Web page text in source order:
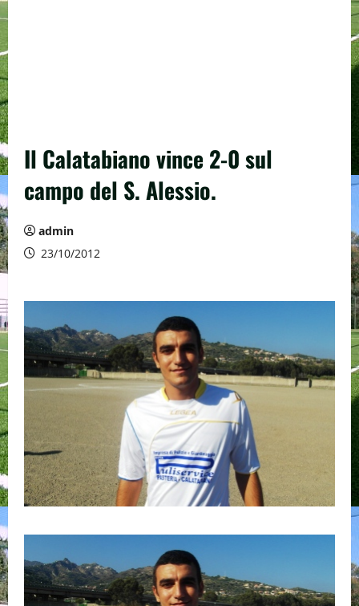
Il Calatabiano vince 2-0 sul
campo del S. Alessio.
admin
23/10/2012